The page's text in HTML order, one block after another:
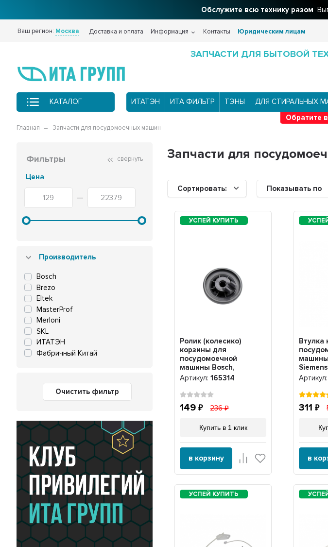
Обслужите всю технику разом
Ваш регион: Москва Доставка и оплата Информация Контакты Юридическим лицам
ЗАПЧАСТИ ДЛЯ БЫТОВОЙ
КАТАЛОГ ИТАТЭН ИТА ФИЛЬТР ТЭНЫ ДЛЯ СТИРАЛЬНЫХ
Обратите
Главная Запчасти для посудомоечных машин
Фильтры свернуть
Цена
—
Производитель
Bosch
Brezo
Eltek
MasterProf
Merloni
SKL
ИТАТЭН
Фабричный Китай
Очистить фильтр
Запчасти для
Сортировать: Показывать по
Ролик (колесико)
корзины для
посудомоечной
машины Bosch,
Siemens, Neff, 165314
Артикул:165314
149 236
Купить в 1 клик
в корзину
Втулка
VP01
311
в